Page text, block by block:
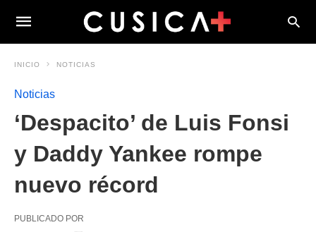
INICIO NOTICIAS
Noticias
‘Despacito’ de Luis Fonsi
y Daddy Yankee rompe
nuevo récord
PUBLICADO POR